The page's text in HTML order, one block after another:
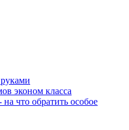
эконом класса
что обратить особое